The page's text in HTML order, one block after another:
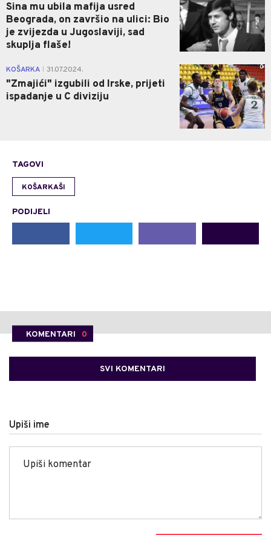
Sina mu ubila mafija usred
Beograda, on završio na ulici: Bio
je zvijezda u Jugoslaviji, sad
skuplja flaše!
KOŠARKA 31.07.2024.
"Zmajići" izgubili od Irske, prijeti
ispadanje u C diviziju
0
TAGOVI
KOŠARKAŠI
PODIJELI
KOMENTARI 0
SVI KOMENTARI
Upiši ime